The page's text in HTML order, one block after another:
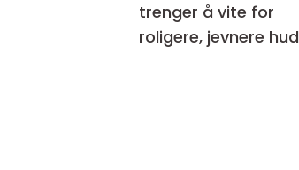
trenger å vite for
roligere, jevnere hud